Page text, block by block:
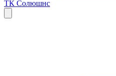
ТК Солюшнс